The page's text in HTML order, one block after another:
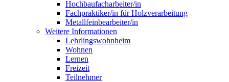
Hochbaufacharbeiter/in
Fachpraktiker/in für Holzverarbeitung
Metallfeinbearbeiter/in
Weitere Informationen
Lehrlingswohnheim
Wohnen
Lernen
Freizeit
Teilnehmer